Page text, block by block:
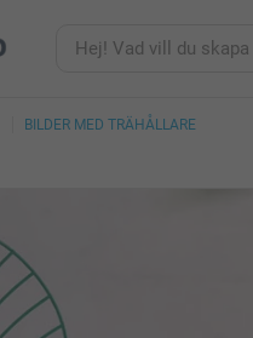
BILDER MED TRÄHÅLLARE